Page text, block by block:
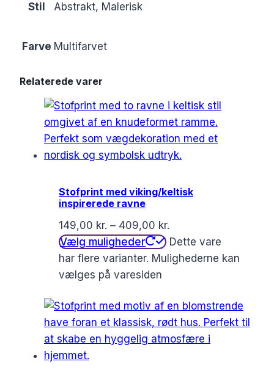
Stil Abstrakt, Malerisk
Farve Multifarvet
Relaterede varer
Stofprint med viking/keltisk
inspirerede ravne
149,00 kr. – 409,00 kr.
Vælg muligheder
Dette vare
har flere varianter. Mulighederne kan
vælges på varesiden